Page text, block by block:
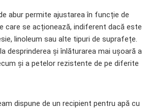
abur permite ajustarea în funcție de
care se acționează, indiferent dacă este
linoleum sau alte tipuri de suprafețe.
desprinderea și înlăturarea mai ușoară a
și a petelor rezistente de pe diferite
dispune de un recipient pentru apă cu